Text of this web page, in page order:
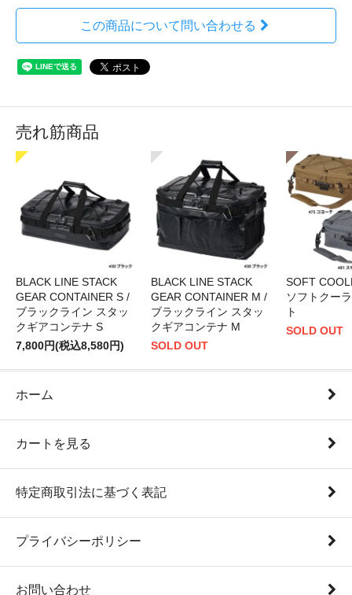
この商品について問い合わせる
売れ筋商品
BLACK LINE STACK
GEAR CONTAINER S /
ブラックライン スタッ
クギアコンテナ S
7,800円(税込8,580円)
BLACK LINE STACK
GEAR CONTAINER M /
ブラックライン スタッ
クギアコンテナ M
SOLD OUT
SOFT
ソフトクー
ト
SOLD OUT
ホーム
カートを見る
特定商取引法に基づく表記
プライバシーポリシー
お問い合わせ